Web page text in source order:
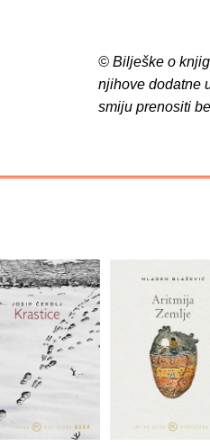
© Bilješke o
njihove dodatne
smiju prenositi